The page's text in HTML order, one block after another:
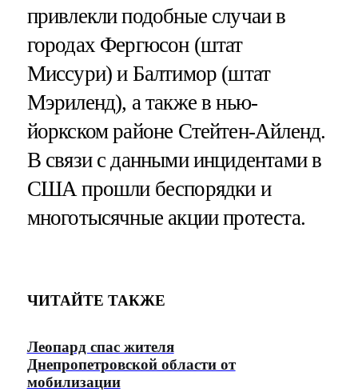
привлекли подобные случаи в
городах Фергюсон (штат
Миссури) и Балтимор (штат
Мэриленд), а также в нью-
йоркском районе Стейтен-Айленд.
В связи с данными инцидентами в
США прошли беспорядки и
многотысячные акции протеста.
ЧИТАЙТЕ ТАКЖЕ
Леопард спас жителя
Днепропетровской области от
мобилизации